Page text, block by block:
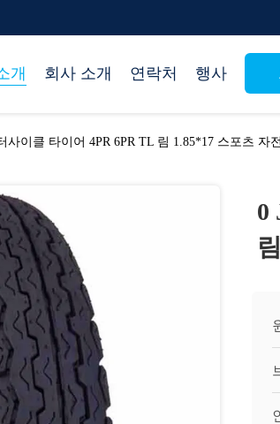
개 회사 소개 연락처 행사
사이클 타이어 4PR 6PR TL 림 1.85*17 스포츠 자
0